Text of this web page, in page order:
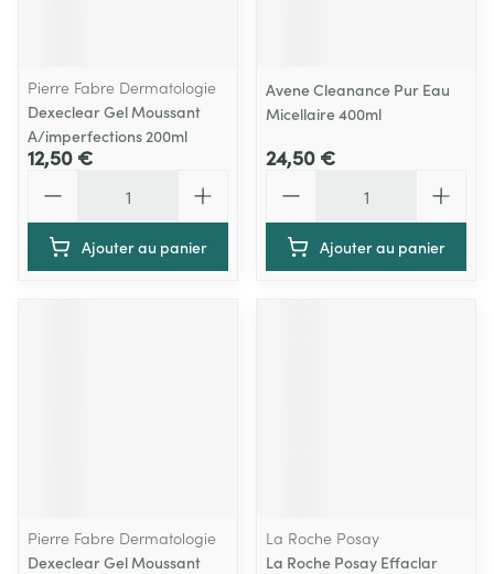
Pierre Fabre Dermatologie
Dexeclear Gel Moussant
A/imperfections 200ml
12,50 €
Ajouter au panier
Avene Cleanance Pur Eau
Micellaire 400ml
24,50 €
Ajouter au panier
Pierre Fabre Dermatologie
Dexeclear Gel Moussant
La Roche Posay
La Roche Posay Effaclar